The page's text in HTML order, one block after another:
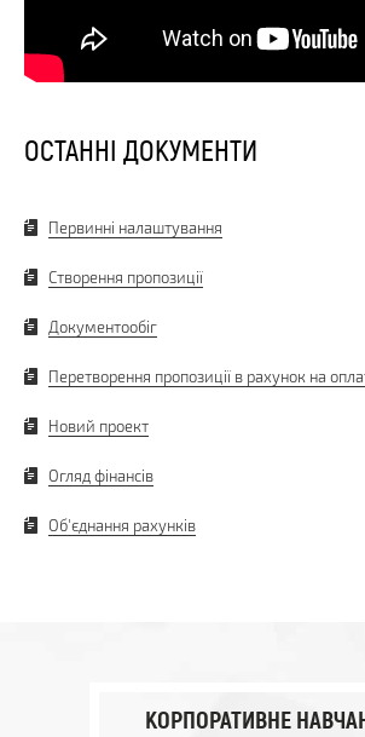
ОСТАННІ ДОКУМЕНТИ
Первинні налаштування
Створення пропозиції
Документообіг
Перетворення пропозиції в рахунок на
Новий проект
Огляд фінансів
Об'єднання рахунків
КОРПОРАТИВНЕ